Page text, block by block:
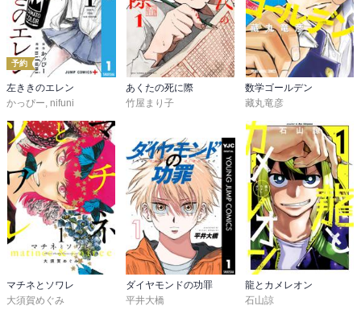
予約
左ききのエレン
かっぴー, nifuni
あくたの死に際
竹屋まり子
数学ゴールデン
藏丸竜彦
マチネとソワレ
大須賀めぐみ
ダイヤモンドの功罪
平井大橋
龍とカメレオン
石山諒